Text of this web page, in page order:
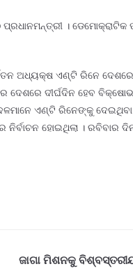
। ଡେମୋକ୍ରାଟିକ
ଅଧ୍ୟକ୍ଷ ଏଣ୍ଟି ରିନେ ଦେଶରେ
ଦୀର୍ଘଦିନ ହେବ ବିକ୍ଷୋଭ
ଏଣ୍ଟି ରିନେଙ୍କୁ
ହୋଇଥିଲା । ରବିବାର
ଜାଗା ମିଶନକୁ ବିଶ୍ବସ୍ତରୀୟ